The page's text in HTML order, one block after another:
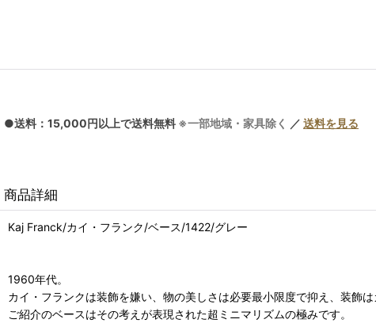
●送料：15,000円以上で送料無料 ※一部地域・家具除く ／ 送料を見る
商品詳細
Kaj Franck/カイ・フランク/ベース/1422/グレー
1960年代。
カイ・フランクは装飾を嫌い、物の美しさは必要最小限度で抑え、装飾
ご紹介のベースはその考えが表現された超ミニマリズムの極みです。